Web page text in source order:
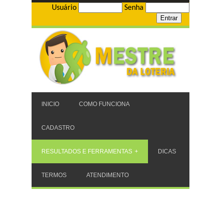
Usuário Senha
INICIO COMO FUNCIONA
CADASTRO
RESULTADOS E FERRAMENTAS DICAS
TERMOS ATENDIMENTO